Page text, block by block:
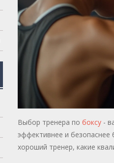
Выбор тренера по боксу-
эффективнее и безопаснее
хороший тренер, какие